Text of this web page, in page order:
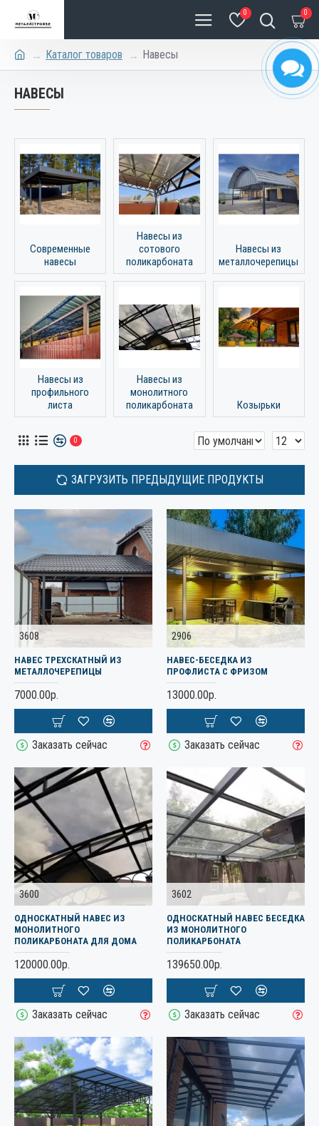
0 0
Каталог товаров Навесы
НАВЕСЫ
Современные
навесы
Навесы из
сотового
поликарбоната
Навесы из
металлочерепицы
Навесы из
профильного
листа
Навесы из
монолитного
поликарбоната
Козырьки
0
ЗАГРУЗИТЬ ПРЕДЫДУЩИЕ ПРОДУКТЫ
3608
НАВЕС ТРЕХСКАТНЫЙ ИЗ
МЕТАЛЛОЧЕРЕПИЦЫ
7000.00р.
Заказать сейчас
2906
НАВЕС-БЕСЕДКА ИЗ
ПРОФЛИСТА С ФРИЗОМ
13000.00р.
Заказать сейчас
3600
ОДНОСКАТНЫЙ НАВЕС ИЗ
МОНОЛИТНОГО
ПОЛИКАРБОНАТА ДЛЯ ДОМА
120000.00р.
Заказать сейчас
3602
ОДНОСКАТНЫЙ НАВЕС БЕСЕДКА
ИЗ МОНОЛИТНОГО
ПОЛИКАРБОНАТА
139650.00р.
Заказать сейчас